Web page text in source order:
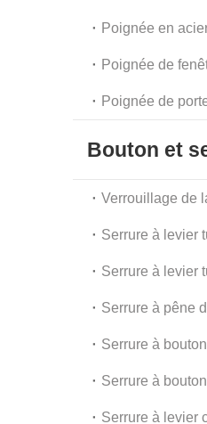
Poignée en
Poignée de
Verrouillage de
Serrure à levier
Serrure à pêne
Serrure à
Serrure à
Serrure à levier